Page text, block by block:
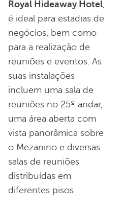
Royal Hideaway Hotel,
é ideal para estadias de
negócios, bem como
para a realização de
reuniões e eventos. As
suas instalações
incluem uma sala de
reuniões no 25º andar,
uma área aberta com
vista panorâmica sobre
o Mezanino e diversas
salas de reuniões
distribuídas em
diferentes pisos.